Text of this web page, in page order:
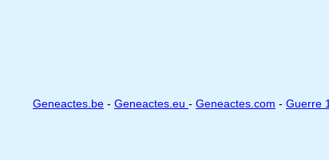
Geneactes.be - Geneactes.eu - Geneactes.com - Guerre